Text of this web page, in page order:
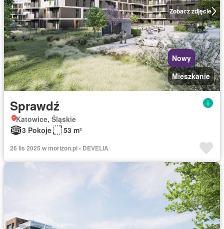
Zobacz zdjęcie
Nowy
Mieszkanie
Sprawdź
Katowice, Śląskie
3 Pokoje
53 m²
26 lis 2025 w morizon.pl - DEVELIA